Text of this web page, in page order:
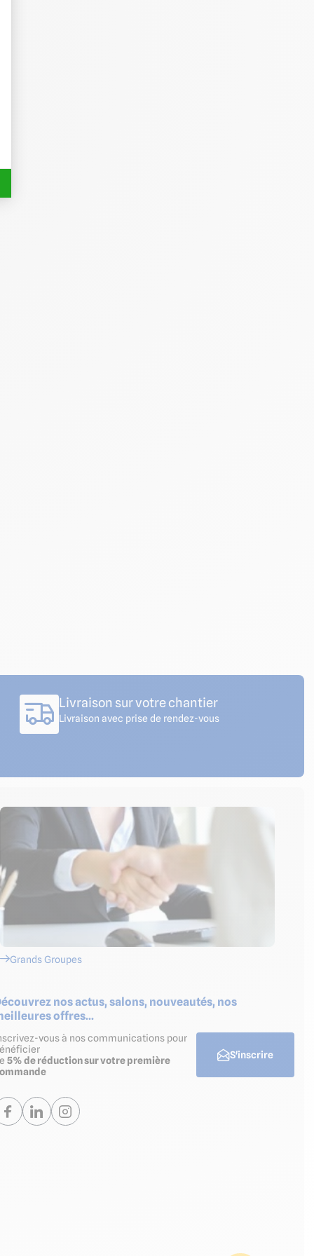
Livraison sur votre chantier
Livraison avec prise de rendez-vous
Grands Groupes
nos actus, salons, nouveautés, nos
offres...
vous à nos communications pour
5% de réduction sur votre première
S'inscrire